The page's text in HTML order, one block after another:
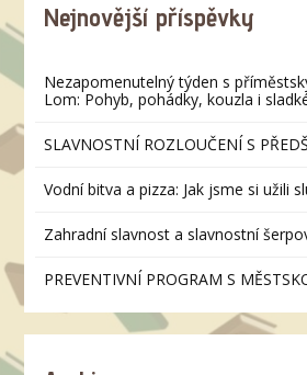
Nejnovější příspěvky
Nezapomenutelný týden s
Lom: Pohyb, pohádky, kouzla i
SLAVNOSTNÍ ROZLOUČENÍ S
Vodní bitva a pizza: Jak jsme si užili
Zahradní slavnost a slavnostní
PREVENTIVNÍ PROGRAM S